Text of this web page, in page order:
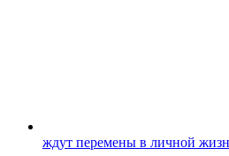
ждут перемены в личной